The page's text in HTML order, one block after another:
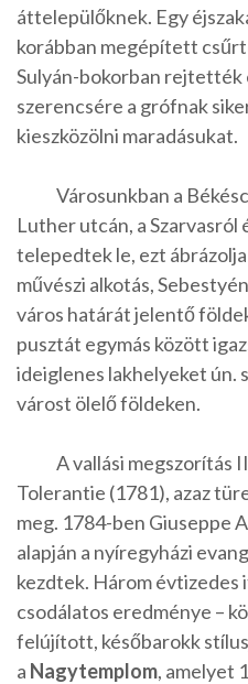
áttelepülőknek. Egy
korábban megépített
Sulyán-bokorban rejtették
szerencsére a grófnak
kieszközölni maradásukat.
Városunkban a
Luther utcán, a Szarvasról
telepedtek le, ezt
művészi alkotás,
város határát jelentő
pusztát egymás között
ideiglenes lakhelyeket ún.
várost ölelő földeken.
A vallási megszorítás
Tolerantie (1781), azaz
meg. 1784-ben Giuseppe
alapján a nyíregyházi
kezdtek. Három
csodálatos eredménye –
felújított, későbarokk
a Nagytemplom, amelyet